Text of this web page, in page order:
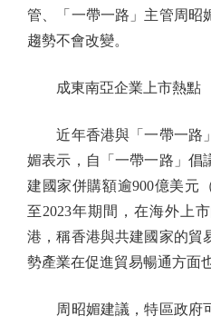
管、「一帶一路」主管周昭
趨勢不會改變。
成東南亞企業上市熱點
近年香港與「一帶一路
媚表示，自「一帶一路」倡
建國家併購額逾900億美元
至2023年期間，在海外上
港，稱香港與共建國家的貿
勢產業在促進貿易暢通方面
周昭媚建議，特區政府